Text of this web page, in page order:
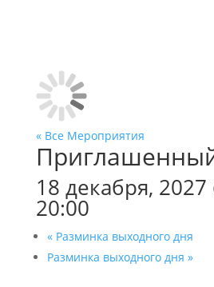
« Все Мероприятия
18 декабря, 2027
20:00
«Разминка выходного дня
Разминка выходного дня »